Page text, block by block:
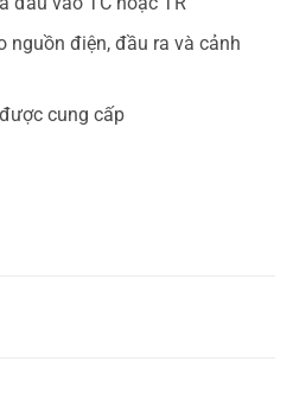
nguồn điện, đầu ra và cảnh
cung cấp